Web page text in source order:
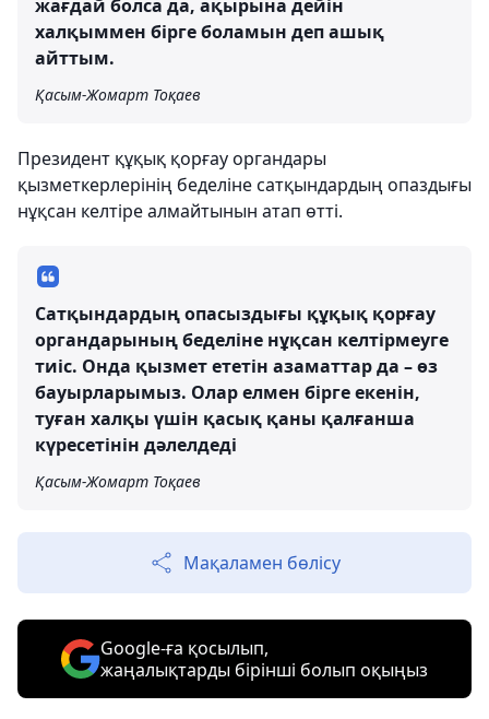
жағдай болса да, ақырына дейін
халқыммен бірге боламын деп ашық
айттым.
Қасым-Жомарт Тоқаев
Президент құқық қорғау органдары
қызметкерлерінің беделіне сатқындардың опаздығы
нұқсан келтіре алмайтынын атап өтті.
Сатқындардың опасыздығы құқық қорғау
органдарының беделіне нұқсан келтірмеуге
тиіс. Онда қызмет ететін азаматтар да – өз
бауырларымыз. Олар елмен бірге екенін,
туған халқы үшін қасық қаны қалғанша
күресетінін дәлелдеді
Қасым-Жомарт Тоқаев
Мақаламен бөлісу
Google-ға қосылып,
жаңалықтарды бірінші болып оқыңыз